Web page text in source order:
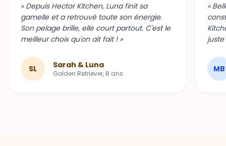
« Depuis Hector Kitchen, Luna finit sa
gamelle et a retrouvé toute son énergie.
Son pelage brille, elle court partout. C'est le
meilleur choix qu'on ait fait ! »
SL Sarah & Luna
Golden Retriever, 8 ans
«
MB